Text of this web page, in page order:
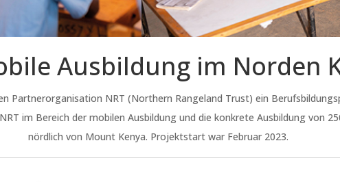
Ausbildung im Norden
Partnerorganisation NRT (Northern Rangeland Trust) ein
im Bereich der mobilen Ausbildung und die konkrete Ausbildung von
nördlich von Mount Kenya. Projektstart war Februar 2023.